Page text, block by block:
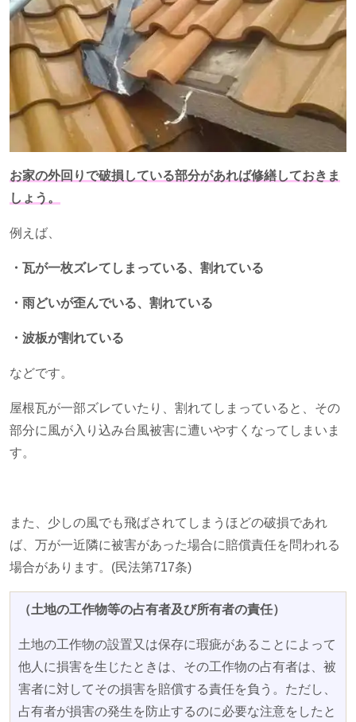
お家の外回りで破損している部分があれば修繕しておきま
しょう。
例えば、
・瓦が一枚ズレてしまっている、割れている
・雨どいが歪んでいる、割れている
・波板が割れている
などです。
屋根瓦が一部ズレていたり、割れてしまっていると、その
部分に風が入り込み台風被害に遭いやすくなってしまいま
す。
また、少しの風でも飛ばされてしまうほどの破損であれ
ば、万が一近隣に被害があった場合に賠償責任を問われる
場合があります。 (民法第717条)
（土地の工作物等の占有者及び所有者の責任）
土地の工作物の設置又は保存に瑕疵があることによって
他人に損害を生じたときは、その工作物の占有者は、被
害者に対してその損害を賠償する責任を負う。ただし、
占有者が損害の発生を防止するのに必要な注意をしたと